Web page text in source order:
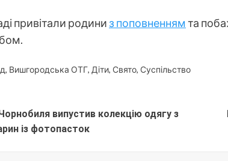
привітали родини з поповненнямта
, Вишгородська ОТГ, Діти, Свято, Суспільство
випустив колекцію одягу з
із фотопасток